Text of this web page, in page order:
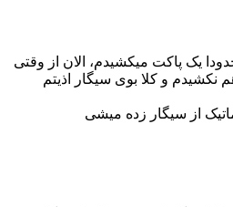
یک پاکت میکشیدم، الان از وقتی
نکشیدم و کلا بوی سیگار اذیتم
از سیگار زده میشی